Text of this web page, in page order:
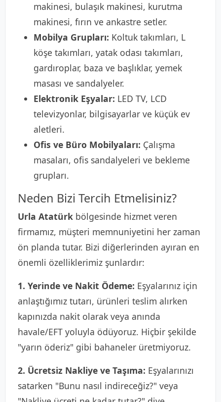
makinesi, bulaşık makinesi, kurutma
makinesi, fırın ve ankastre setler.
Mobilya Grupları: Koltuk takımları, L
köşe takımları, yatak odası takımları,
gardıroplar, baza ve başlıklar, yemek
masası ve sandalyeler.
Elektronik Eşyalar: LED TV, LCD
televizyonlar, bilgisayarlar ve küçük ev
aletleri.
Ofis ve Büro Mobilyaları: Çalışma
masaları, ofis sandalyeleri ve bekleme
grupları.
Neden Bizi Tercih Etmelisiniz?
Urla Atatürk bölgesinde hizmet veren
firmamız, müşteri memnuniyetini her zaman
ön planda tutar. Bizi diğerlerinden ayıran en
önemli özelliklerimiz şunlardır:
1. Yerinde ve Nakit Ödeme: Eşyalarınız için
anlaştığımız tutarı, ürünleri teslim alırken
kapınızda nakit olarak veya anında
havale/EFT yoluyla ödüyoruz. Hiçbir şekilde
"yarın öderiz" gibi bahaneler üretmiyoruz.
2. Ücretsiz Nakliye ve Taşıma: Eşyalarınızı
satarken "Bunu nasıl indireceğiz?" veya